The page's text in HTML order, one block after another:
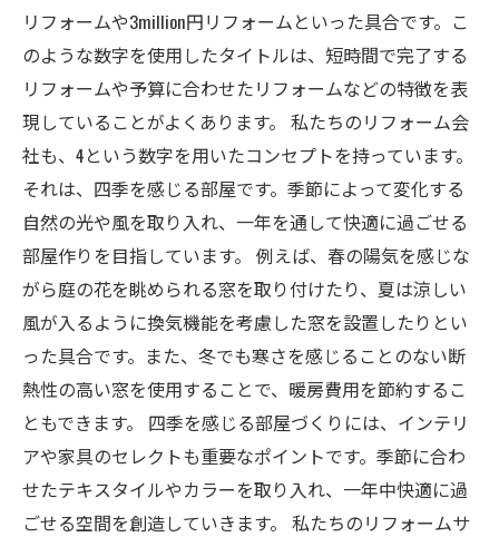
リフォームや3million円リフォームといった具合です。こ
のような数字を使用したタイトルは、短時間で完了する
リフォームや予算に合わせたリフォームなどの特徴を表
現していることがよくあります。 私たちのリフォーム会
社も、4という数字を用いたコンセプトを持っています。
それは、四季を感じる部屋です。季節によって変化する
自然の光や風を取り入れ、一年を通して快適に過ごせる
部屋作りを目指しています。 例えば、春の陽気を感じな
がら庭の花を眺められる窓を取り付けたり、夏は涼しい
風が入るように換気機能を考慮した窓を設置したりとい
った具合です。また、冬でも寒さを感じることのない断
熱性の高い窓を使用することで、暖房費用を節約するこ
ともできます。 四季を感じる部屋づくりには、インテリ
アや家具のセレクトも重要なポイントです。季節に合わ
せたテキスタイルやカラーを取り入れ、一年中快適に過
ごせる空間を創造していきます。 私たちのリフォームサ